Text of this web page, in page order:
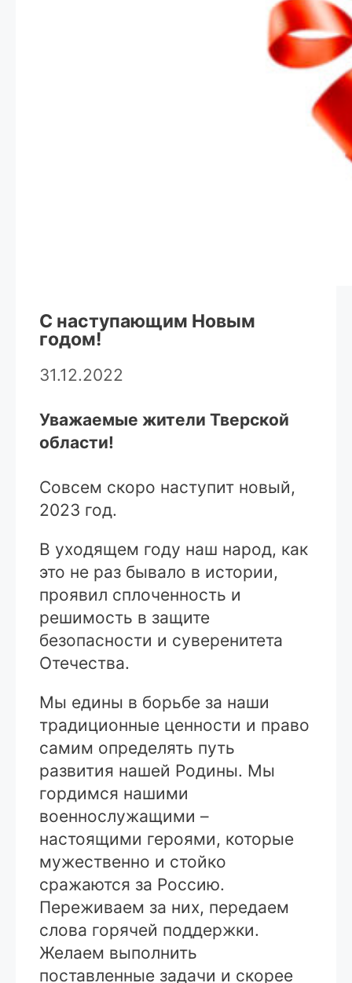
С наступающим Новым
годом!
31.12.2022
Уважаемые жители Тверской
области!
Совсем скоро наступит новый,
2023 год.
В уходящем году наш народ, как
это не раз бывало в истории,
проявил сплоченность и
решимость в защите
безопасности и суверенитета
Отечества.
Мы едины в борьбе за наши
традиционные ценности и право
самим определять путь
развития нашей Родины. Мы
гордимся нашими
военнослужащими –
настоящими героями, которые
мужественно и стойко
сражаются за Россию.
Переживаем за них, передаем
слова горячей поддержки.
Желаем выполнить
поставленные задачи и скорее